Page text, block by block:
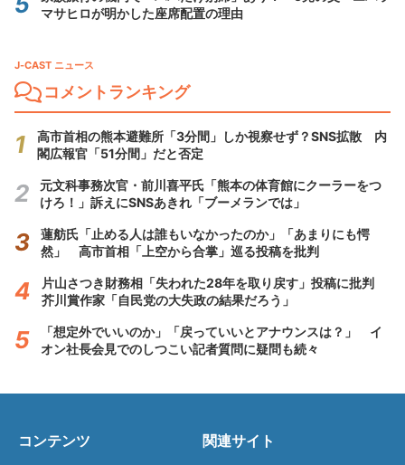
マサヒロが明かした座席配置の理由
J-CAST ニュース
コメントランキング
高市首相の熊本避難所「3分間」しか視察せず？SNS拡散 内
閣広報官「51分間」だと否定
元文科事務次官・前川喜平氏「熊本の体育館にクーラーをつ
けろ！」訴えにSNSあきれ「ブーメランでは」
蓮舫氏「止める人は誰もいなかったのか」「あまりにも愕
然」 高市首相「上空から合掌」巡る投稿を批判
片山さつき財務相「失われた28年を取り戻す」投稿に批判
芥川賞作家「自民党の大失政の結果だろう」
「想定外でいいのか」「戻っていいとアナウンスは？」 イ
オン社長会見でのしつこい記者質問に疑問も続々
コンテンツ 関連サイト